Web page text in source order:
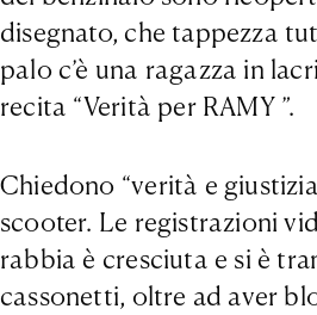
disegnato, che tappezza
palo c’è una ragazza in
recita “Verità per RAMY ”.
Chiedono “verità e
scooter. Le registrazioni
rabbia è cresciuta e si è
cassonetti, oltre ad aver